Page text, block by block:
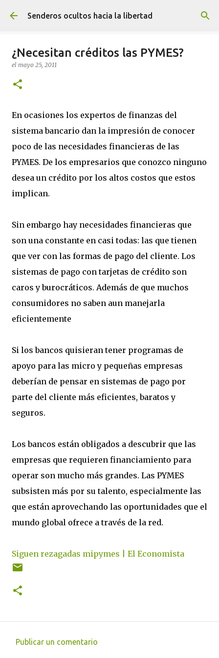
Ir al contenido principal
Senderos ocultos hacia la libertad
¿Necesitan créditos las PYMES?
el mayo 25, 2011
En ocasiones los expertos de finanzas del
sistema bancario dan la impresión de conocer
poco de las necesidades financieras de las
PYMES. De los empresarios que conozco ninguno
desea un crédito por los altos costos que estos
implican.
Sin embargo hay necesidades financieras que
son una constante en casi todas: las que tienen
que ver con las formas de pago del cliente. Los
sistemas de pago con tarjetas de crédito son
caros y burocráticos. Además de que muchos
consumidores no saben aun manejarla
eficientemente
Si los bancos quisieran tener programas de
apoyo para las micro y pequeñas empresas
deberían de pensar en sistemas de pago por
parte del cliente más eficientes, baratos y
seguros.
Los bancos están obligados a descubrir que las
empresas que requieren financiamiento para
operar son mucho más grandes. Las PYMES
subsisten más por su talento, especialmente las
que están aprovechando las oportunidades que el
mundo global ofrece a través de la red.
Siguen rezagadas mipymes | El Economista
Publicar un comentario